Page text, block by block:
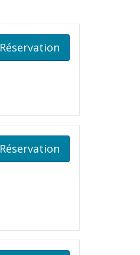
Réservation
Réservation